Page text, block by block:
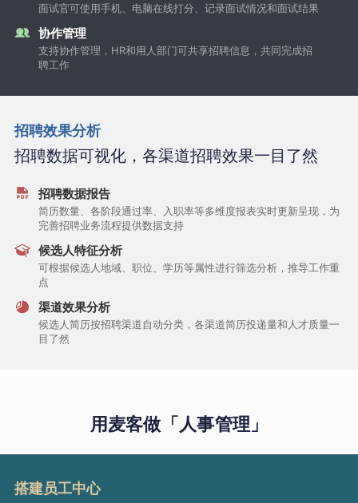
面试官可使用手机、电脑在线打分、记录面试情况和面试结果
协作管理
支持协作管理，HR和用人部门可共享招聘信息，共同完成招
聘工作
招聘效果分析
招聘数据可视化，各渠道招聘效果一目了然
招聘数据报告
简历数量、各阶段通过率、入职率等多维度报表实时更新呈现，为
完善招聘业务流程提供数据支持
候选人特征分析
可根据候选人地域、职位、学历等属性进行筛选分析，推导工作重
点
渠道效果分析
候选人简历按招聘渠道自动分类，各渠道简历投递量和人才质量一
目了然
用麦客做「人事管理」
搭建员工中心